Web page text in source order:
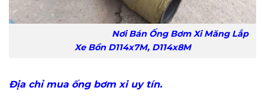
Nơi Bán Ống Bơm Xi Măng Lắp
Xe Bồn D114x7M, D114x8M
Địa chỉ mua ống bơm xi uy tín.